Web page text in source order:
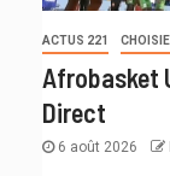
ACTUS 221
Afrobasket
Direct
6 août 2026